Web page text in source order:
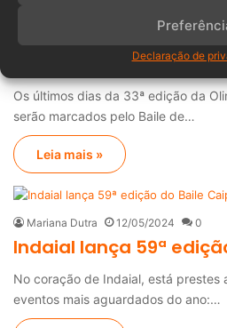
Declaração de
Baile no Pavilhão
da 33ª Olimpíadas
Os últimos dias da 33ª edição da
serão marcados pelo Baile de…
Leia mais »
Mariana Dutra 12/05/2024 0
Indaial lança 59ª
No coração de Indaial, está prestes
eventos mais aguardados do ano:…